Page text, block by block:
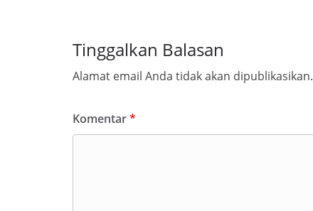
Tinggalkan Balasan
Alamat email Anda tidak akan dipublikasikan.
Komentar*